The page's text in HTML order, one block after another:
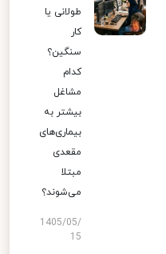
طولانی یا
کار
سنگین؟
کدام
مشاغل
بیشتر به
بیماری‌های
مقعدی
مبتلا
می‌شوند؟
1405/05/
15